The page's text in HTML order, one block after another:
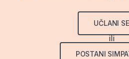
UČLANI SE
ili
POSTANI